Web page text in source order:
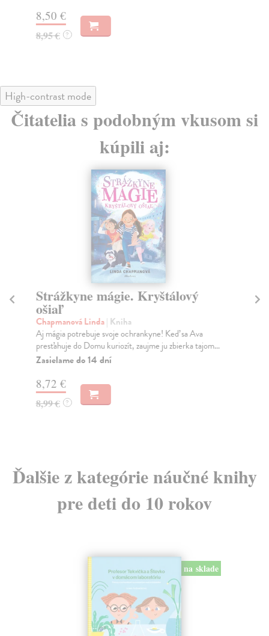
8,50 €
8,95 € ?
High-contrast mode
Čitatelia s podobným vkusom si
kúpili aj:
Strážkyne mágie. Kryštálový
ošiaľ
Chapmanová Linda| Kniha
Aj mágia potrebuje svoje ochrankyne! Keď sa Ava
presťahuje do Domu kuriozít, zaujme ju zbierka tajom...
Zasielame do 14 dní
8,72 €
8,99 € ?
Ďalšie z kategórie náučné knihy
pre deti do 10 rokov
na sklade